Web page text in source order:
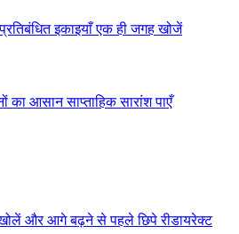
इकाइयाँ एक ही जगह खोजें
का आसान साप्ताहिक सारांश पाएँ
और आगे बढ़ने से पहले छिपे रीडायरेक्ट